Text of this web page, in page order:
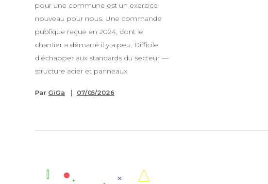
pour une commune est un exercice
nouveau pour nous. Une commande
publique reçue en 2024, dont le
chantier a démarré il y a peu. Difficile
d’échapper aux standards du secteur —
structure acier et panneaux
Par GiGa 07/05/2026